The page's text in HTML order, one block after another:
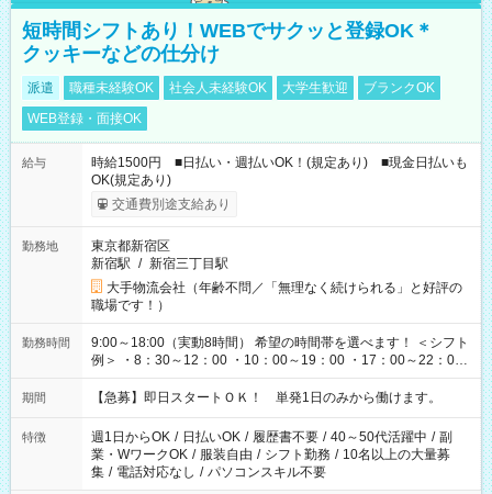
短時間シフトあり！WEBでサクッと登録OK＊
クッキーなどの仕分け
派遣 職種未経験OK 社会人未経験OK 大学生歓迎
ブランクOK
WEB登録・面接OK
給与
時給1500円 ■日払い・週払いOK！(規定あり) ■現金日払いも
OK(規定あり)
交通費別途支給あり
勤務地
東京都新宿区
新宿駅 / 新宿三丁目駅
大手物流会社（年齢不問／「無理なく続けられる」と好評の
職場です！）
勤務時間
9:00～18:00（実動8時間） 希望の時間帯を選べます！ ＜シフト
例＞ ・8：30～12：00 ・10：00～19：00 ・17：00～22：00
・13：00～22：00 ・22：00～翌6：00 など
期間 【急募】即日スタートＯＫ！ 単発1日のみから働けます。
特徴 週1日からOK / 日払いOK / 履歴書不要 / 40～50代活躍中 / 副
業・WワークOK / 服装自由 / シフト勤務 / 10名以上の大量募
集 / 電話対応なし / パソコンスキル不要